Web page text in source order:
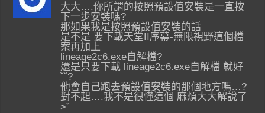
大大….你所謂的按照預設值安裝是一直按
下一步安裝嗎?
那如果我是按照預設值安裝的話
是不是 要下載天堂II序幕-無限視野這個檔
案再加上
lineage2c6.exe自解檔?
還是只要下載 lineage2c6.exe自解檔 就好
ˇˇ?
他會自己跑去預設值安裝的那個地方嗎…?
對不起….我不是很懂這個 麻煩大大解說了
>”